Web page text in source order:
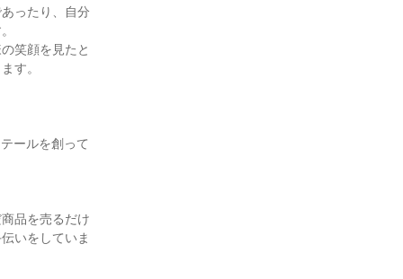
ったり、自分
笑顔を見たと
す。
ールを創って
品を売るだけ
いをしていま